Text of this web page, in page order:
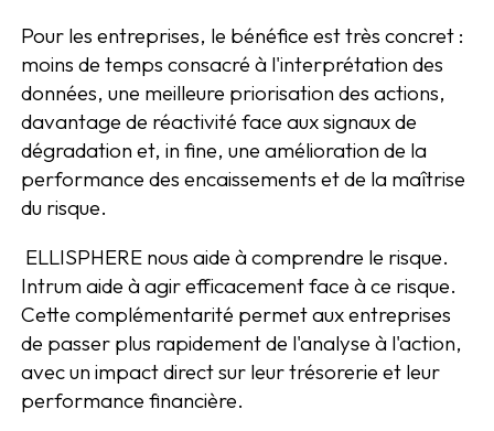
Pour les entreprises, le bénéfice est très concret :
moins de temps consacré à l'interprétation des
données, une meilleure priorisation des actions,
davantage de réactivité face aux signaux de
dégradation et, in fine, une amélioration de la
performance des encaissements et de la maîtrise
du risque.
ELLISPHERE nous aide à comprendre le risque.
Intrum aide à agir efficacement face à ce risque.
Cette complémentarité permet aux entreprises
de passer plus rapidement de l'analyse à l'action,
avec un impact direct sur leur trésorerie et leur
performance financière.